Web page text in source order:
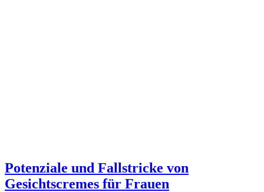
Potenziale und Fallstricke von
Gesichtscremes für Frauen